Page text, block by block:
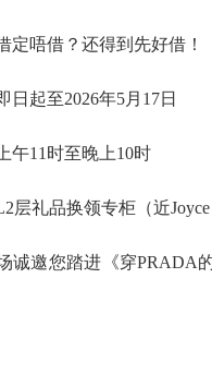
定唔借？还得到先好借！
日起至2026年5月17日
午11时至晚上10时
层礼品换领专柜（近Joyce
诚邀您踏进《穿